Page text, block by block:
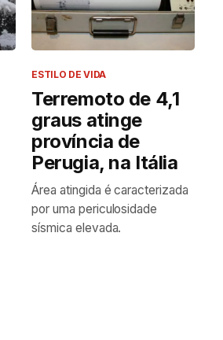
ESTILO DE VIDA
Terremoto de 4,1
graus atinge
província de
Perugia, na Itália
Área atingida é caracterizada
por uma periculosidade
sísmica elevada.